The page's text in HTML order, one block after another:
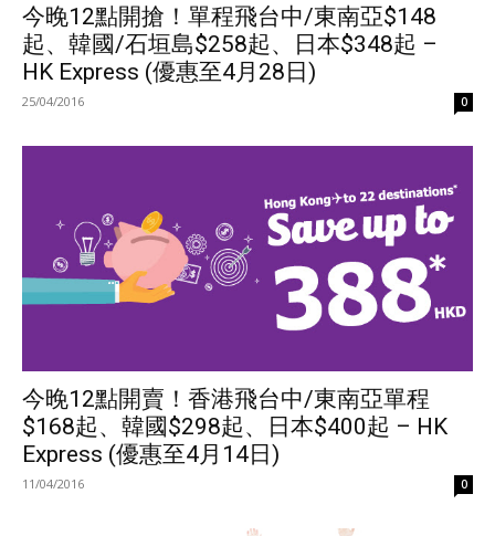
今晚12點開搶！單程飛台中/東南亞$148
起、韓國/石垣島$258起、日本$348起 –
HK Express (優惠至4月28日)
25/04/2016 0
今晚12點開賣！香港飛台中/東南亞單程
$168起、韓國$298起、日本$400起 – HK
Express (優惠至4月14日)
11/04/2016 0